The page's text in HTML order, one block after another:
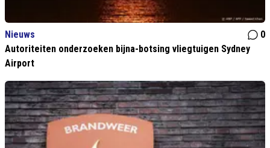
Nieuws
0
Autoriteiten onderzoeken bijna-botsing vliegtuigen Sydney
Airport